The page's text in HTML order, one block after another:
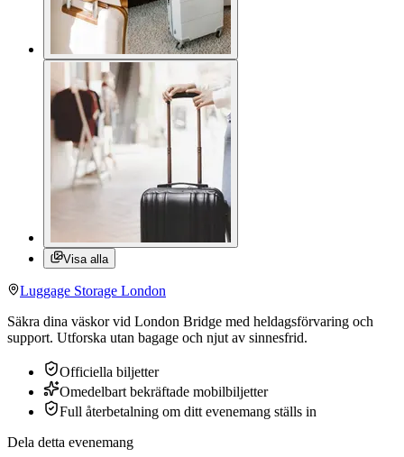
Visa alla
Luggage Storage London
Säkra dina väskor vid London Bridge med heldagsförvaring och
support. Utforska utan bagage och njut av sinnesfrid.
Officiella biljetter
Omedelbart bekräftade mobilbiljetter
Full återbetalning om ditt evenemang ställs in
Dela detta evenemang